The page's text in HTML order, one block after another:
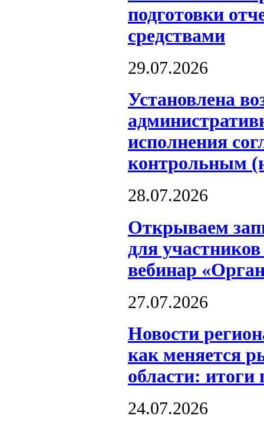
подготовки
средствами
29.07.2026
Установлена
исполнения
контрольным
28.07.2026
Открываем
для
вебинар
27.07.2026
Новости
как меняется
области: итоги
24.07.2026